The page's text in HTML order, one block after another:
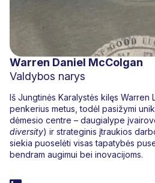
Warren Daniel McColgan
Valdybos narys
Iš Jungtinės Karalystės kilęs Warren
penkerius metus, todėl pasižymi
dėmesio centre – daugialype
diversity) ir strateginis įtraukios
siekia puoselėti visas tapatybės
bendram augimui bei inovacijoms.